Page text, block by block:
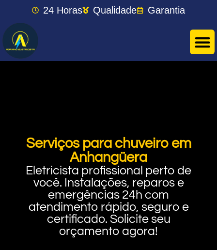
24 Horas Qualidade Garantia
Serviços para chuveiro em
Anhangüera
Eletricista profissional perto de
você. Instalações, reparos e
emergências 24h com
atendimento rápido, seguro e
certificado. Solicite seu
orçamento agora!